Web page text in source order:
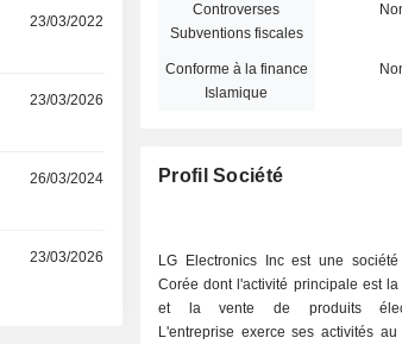
23/03/2022
23/03/2026
26/03/2024
23/03/2026
Controverses
Subventions fiscales
Conforme à la finance
Islamique
Profil Société
LG Electronics Inc est une
Corée dont l'activité principale est la
et la vente de produits
L'entreprise exerce ses activités au